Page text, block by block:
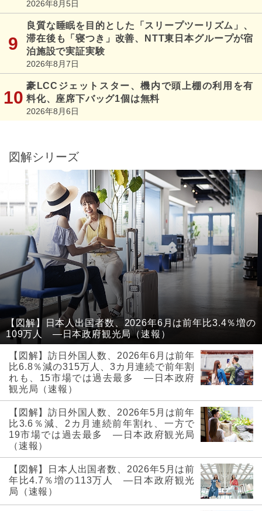
2026年8月5日
良質な睡眠を目的とした「スリープツーリズム」、
滞在後も「寝つき」改善、NTT東日本グループが宿
泊施設で実証実験
2026年8月7日
豪LCCジェットスター、機内で頭上棚の利用を有
料化、座席下バッグ1個は無料
2026年8月6日
図解シリーズ
【図解】日本人出国者数、2026年6月は前年比3.4％増の
109万人 ―日本政府観光局（速報）
【図解】訪日外国人数、2026年6月は前年
比6.8％減の315万人、3カ月連続で前年割
れも、15市場では過去最多 ―日本政府
観光局（速報）
【図解】訪日外国人数、2026年5月は前年
比3.6％減、2カ月連続前年割れ、一方で
19市場では過去最多 ―日本政府観光局
（速報）
【図解】日本人出国者数、2026年5月は前
年比4.7％増の113万人 ―日本政府観光
局（速報）